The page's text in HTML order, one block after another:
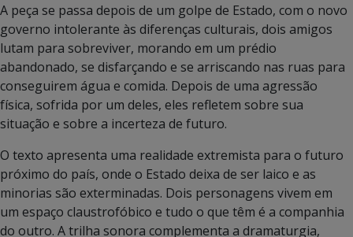
A peça se passa depois de um golpe de Estado, com o novo
governo intolerante às diferenças culturais, dois amigos
lutam para sobreviver, morando em um prédio
abandonado, se disfarçando e se arriscando nas ruas para
conseguirem água e comida. Depois de uma agressão
física, sofrida por um deles, eles refletem sobre sua
situação e sobre a incerteza de futuro.
O texto apresenta uma realidade extremista para o futuro
próximo do país, onde o Estado deixa de ser laico e as
minorias são exterminadas. Dois personagens vivem em
um espaço claustrofóbico e tudo o que têm é a companhia
do outro. A trilha sonora complementa a dramaturgia,